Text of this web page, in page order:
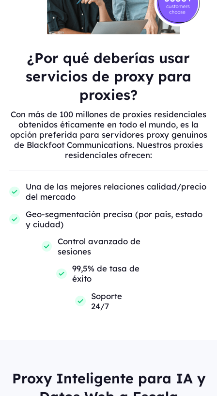
¿Por qué deberías usar
servicios de proxy para
proxies?
Con más de 100 millones de proxies residenciales
obtenidos éticamente en todo el mundo, es la
opción preferida para servidores proxy genuinos
de Blackfoot Communications. Nuestros proxies
residenciales ofrecen:
Una de las mejores relaciones calidad/precio
del mercado
Geo-segmentación precisa (por país, estado
y ciudad)
Control avanzado de
sesiones
99,5% de tasa de
éxito
Soporte
24/7
Proxy Inteligente para IA y